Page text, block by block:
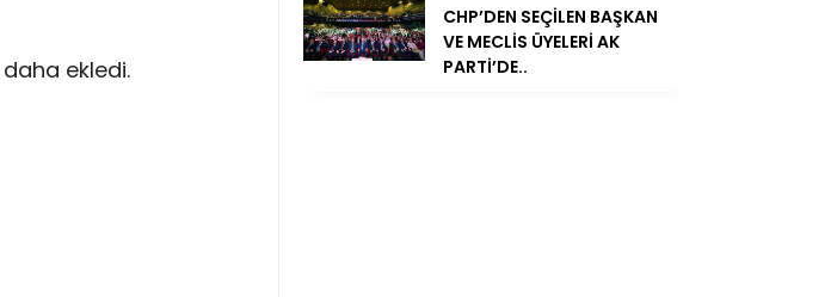
ekledi.
CHP’DEN SEÇİLEN BAŞKAN
VE MECLİS ÜYELERİ AK
PARTİ’DE..